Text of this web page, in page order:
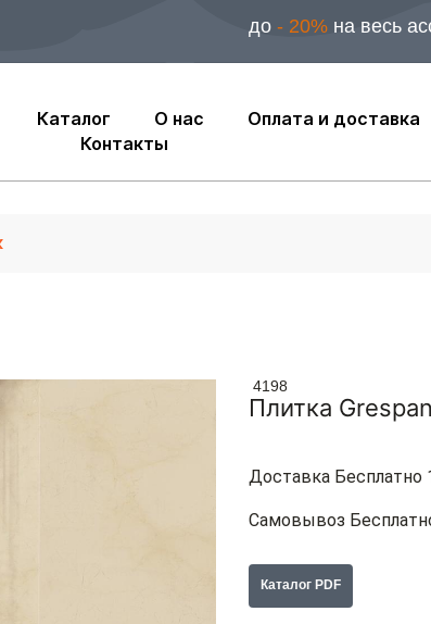
до - 20% на весь
Каталог О нас Оплата и доставка
Контакты
4198
Плитка
Доставка Бесплатно
Самовывоз
Каталог PDF